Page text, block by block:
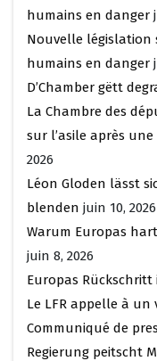
humains en danger
Nouvelle législation
humains en danger
D’Chamber gëtt
La Chambre des
sur l’asile après
2026
Léon Gloden lässt
blenden juin 10, 2026
Warum Europas
juin 8, 2026
Europas
Le LFR appelle à
Communiqué de
Regierung peitscht